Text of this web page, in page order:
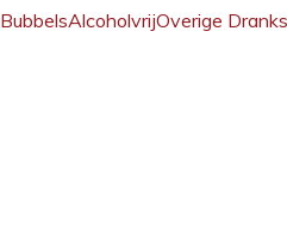
BubbelsAlcoholvrijOverige